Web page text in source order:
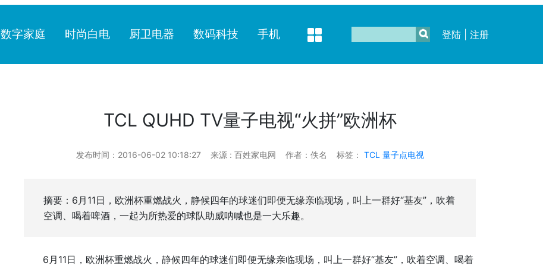
数字家庭 时尚白电 厨卫电器 数码科技 手机 登陆| 注册
TCL QUHD TV量子电视“火拼”欧洲杯
发布时间：2016-06-02 10:18:27 来源 : 百姓家电网 作者：佚名 标签： TCL 量子点电视
摘要：6月11日，欧洲杯重燃战火，静候四年的球迷们即便无缘亲临现场，叫上一群好“基友”，吹着
空调、喝着啤酒，一起为所热爱的球队助威呐喊也是一大乐趣。
6月11日，欧洲杯重燃战火，静候四年的球迷们即便无缘亲临现场，叫上一群好“基友”，吹着空调、喝着